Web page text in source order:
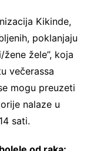
Kikinde,
poklanjaju
žele”, koja
večerassa
mogu preuzeti
nalaze u
sati.